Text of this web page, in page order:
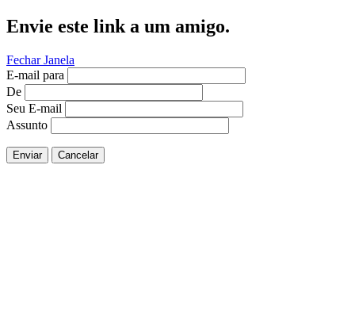
Envie este link a um amigo.
Fechar Janela
E-mail para
De
Seu E-mail
Assunto
Enviar Cancelar